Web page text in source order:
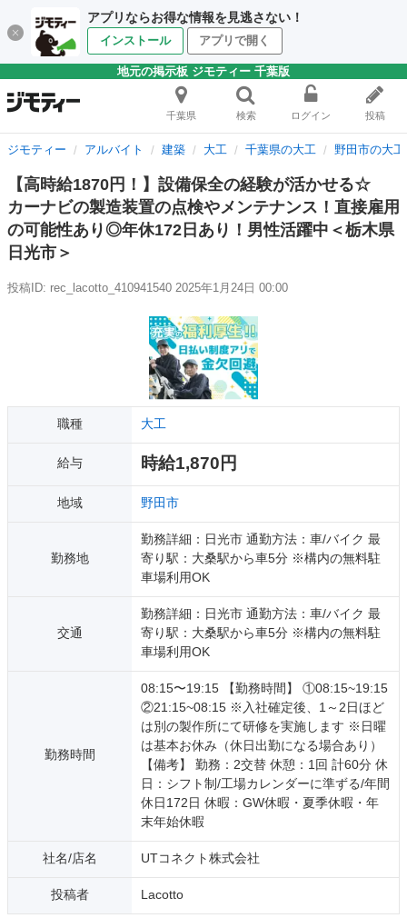
アプリならお得な情報を見逃さない！
インストール アプリで開く
地元の掲示板 ジモティー 千葉版
千葉県 検索 ログイン 投稿
ジモティー アルバイト 建築 大工 千葉県の大工 野田市の大工
【高時給1870円！】設備保全の経験が活かせる☆
カーナビの製造装置の点検やメンテナンス！直接雇用
の可能性あり◎年休172日あり！男性活躍中＜栃木県
日光市＞
投稿ID: rec_lacotto_410941540 2025年1月24日 00:00
職種 大工
給与 時給1,870円
地域 野田市
勤務地
勤務詳細：日光市 通勤方法：車/バイク 最
寄り駅：大桑駅から車5分 ※構内の無料駐
車場利用OK
交通
勤務詳細：日光市 通勤方法：車/バイク 最
寄り駅：大桑駅から車5分 ※構内の無料駐
車場利用OK
勤務時間
08:15〜19:15 【勤務時間】 ①08:15~19:15
②21:15~08:15 ※入社確定後、1～2日ほど
は別の製作所にて研修を実施します ※日曜
は基本お休み（休日出勤になる場合あり）
【備考】 勤務：2交替 休憩：1回 計60分 休
日：シフト制/工場カレンダーに準ずる/年間
休日172日 休暇：GW休暇・夏季休暇・年
末年始休暇
社名/店名 UTコネクト株式会社
投稿者 Lacotto